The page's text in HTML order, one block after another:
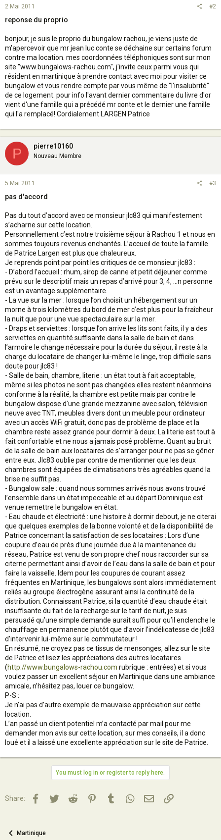
2 Mai 2011 #2
reponse du proprio
bonjour, je suis le proprio du bungalow rachou, je viens juste de
m'apercevoir que mr jean luc conte se déchaine sur certains forum
contre ma location. mes coordonnées téléphoniques sont sur mon
site "www.bungalows-rachou.com", j'invite ceux parmi vous qui
résident en martinique à prendre contact avec moi pour visiter ce
bungalow et vous rendre compte par vous même de "l'insalubrité"
de ce logement. pour info l'avant dernier commentaire du livre d'or
vient d'une famille qui a précédé mr conte et le dernier une famille
qui l'a remplacé! Cordialement LARGEN Patrice
P pierre10160
Nouveau Membre
5 Mai 2011 #3
pas d'accord
Pas du tout d’accord avec ce monsieur jlc83 qui manifestement
s’acharne sur cette location.
Personnellement c’est notre troisième séjour à Rachou 1 et nous en
sommes toujours revenus enchantés. L’accueil de toute la famille
de Patrice Largen est plus que chaleureux.
Je reprends point par point les critiques de ce monsieur jlc83 :
- D’abord l’accueil : rhum, sirop de canne et petit déjeuner comme
prévu sur le descriptif mais un repas d’arrivé pour 3, 4, ...n personne
est un avantage supplémentaire.
- La vue sur la mer : lorsque l’on choisit un hébergement sur un
morne à trois kilomètres du bord de mer c’est plus pour la fraîcheur
la nuit que pour une vue spectaculaire sur la mer.
- Draps et serviettes : lorsque l’on arrive les lits sont faits, il y a des
serviettes en quantité suffisante dans la salle de bain et dans
l’armoire le change nécessaire pour la durée du séjour, il reste à la
charge du locataire de changer lui-même le linge, trop difficile sans
doute pour jlc83 !
- Salle de bain, chambre, literie : un état tout à fait acceptable,
même si les photos ne sont pas changées elles restent néanmoins
conforme à la réalité, la chambre est petite mais par contre le
bungalow dispose d’une grande mezzanine avec salon, télévision
neuve avec TNT, meubles divers dont un meuble pour ordinateur
avec un accès WiFi gratuit, donc pas de problème de place et la
chambre reste assez grande pour dormir à deux. La literie est tout à
fait confortable et ne nous a jamais posé problème. Quant au bruit
de la salle de bain aux locataires de s’arranger pour ne pas se gêner
entre eux. Jlc83 oublie par contre de mentionner que les deux
chambres sont équipées de climatisations très agréables quand la
brise ne suffit pas.
- Bungalow sale : quand nous sommes arrivés nous avons trouvé
l’ensemble dans un état impeccable et au départ Dominique est
venue remettre le bungalow en état.
- Eau chaude et électricité : une histoire à dormir debout, je ne citerai
que quelques exemples de la bonne volonté et de la disponibilité de
Patrice concernant la satisfaction de ses locataires : Lors d’une
coupure d’eau de près d’une journée due à la maintenance du
réseau, Patrice est venu de son propre chef nous raccorder sur sa
citerne permettant ainsi d’avoir de l’eau dans la salle de bain et pour
faire la vaisselle. Idem pour les coupures de courant assez
fréquentes en Martinique, les bungalows sont alors immédiatement
reliés au groupe électrogène assurant ainsi la continuité de la
distribution. Connaissant Patrice, si la quantité d’eau chaude était
insuffisante du fait de la recharge sur le tarif de nuit, je suis
persuadé qu’une simple demande aurait suffi pour qu’il enclenche le
chauffage en permanence plutôt que d’avoir l’indélicatesse de jlc83
d’intervenir lui-même sur le commutateur !
En résumé, ne croyez pas ce tissus de mensonges, allez sur le site
de Patrice et lisez les appréciations des autres locataires
(http://www.bungalows-rachou.com rubrique : entrées) et si vous
voulez passer un excellent séjour en Martinique dans une ambiance
amicale, n’hésitez pas, louer ce bungalow.
P-S :
Je n’ai pas d’autre exemple de mauvaise appréciation sur cette
location.
L’an passé un client potentiel m’a contacté par mail pour me
demander mon avis sur cette location, sur mes conseils, il a donc
loué et il a laissé une excellente appréciation sur le site de Patrice.
You must log in or register to reply here.
Share: Facebook
TwitterReddit PinterestTumblrWhatsApp
Email Lien
Martinique